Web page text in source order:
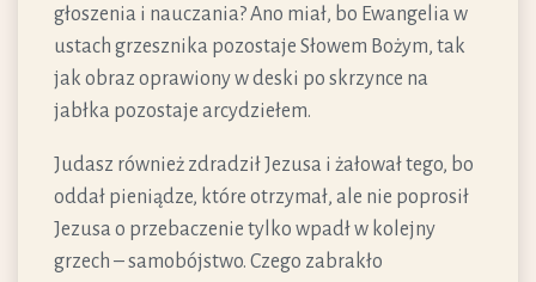
głoszenia i nauczania? Ano miał, bo Ewangelia w
ustach grzesznika pozostaje Słowem Bożym, tak
jak obraz oprawiony w deski po skrzynce na
jabłka pozostaje arcydziełem.
Judasz również zdradził Jezusa i żałował tego, bo
oddał pieniądze, które otrzymał, ale nie poprosił
Jezusa o przebaczenie tylko wpadł w kolejny
grzech – samobójstwo. Czego zabrakło